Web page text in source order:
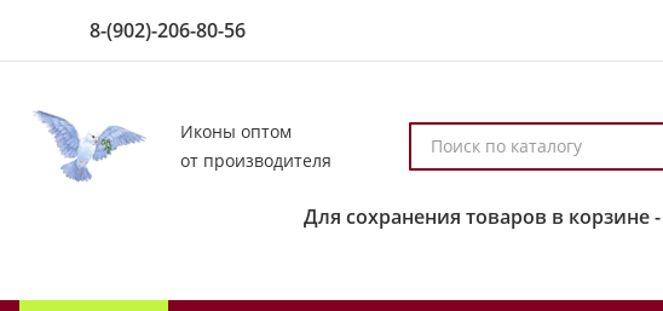
8-(902)-206-80-56
Иконы оптом
от производителя
о
с
Для сохранения товаров в